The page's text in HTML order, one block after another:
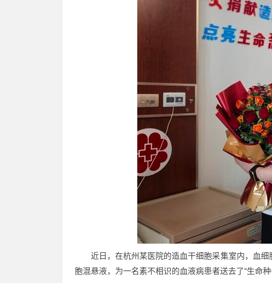
近日，在杭州某医院的造血干细胞采集室内，血
胞混悬液，为一名素不相识的血液病患者送去了“生命种